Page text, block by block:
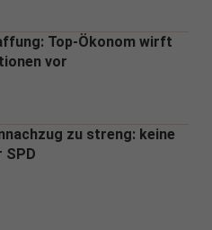
Top-Ökonom wirft
vor
zu streng: keine
SPD